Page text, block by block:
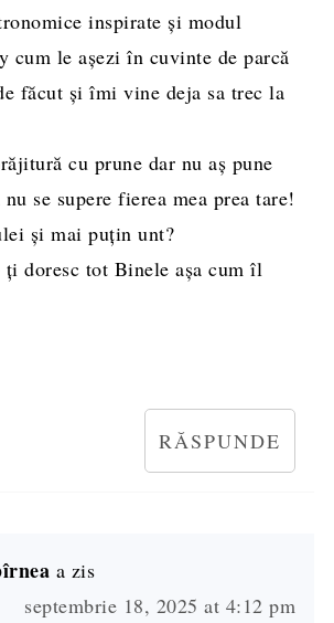
inspirate și modul
cum le așezi în cuvinte de parcă
făcut și îmi vine deja sa trec la
cu prune dar nu aș pune
se supere fierea mea prea tare!
și mai puțin unt?
doresc tot Binele așa cum îl
RĂSPUNDE
a zis
septembrie 18, 2025 at 4:12 pm